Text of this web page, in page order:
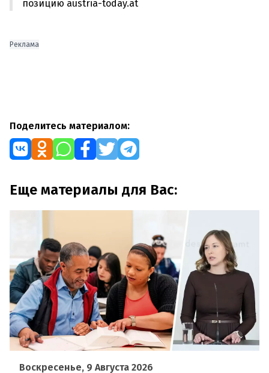
позицию austria-today.at
Реклама
Поделитесь материалом:
Еще материалы для Вас:
Воскресенье, 9 Августа 2026